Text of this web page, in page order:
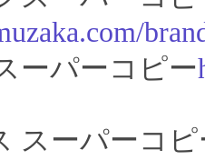
ーパーコピー
スーパーコピ